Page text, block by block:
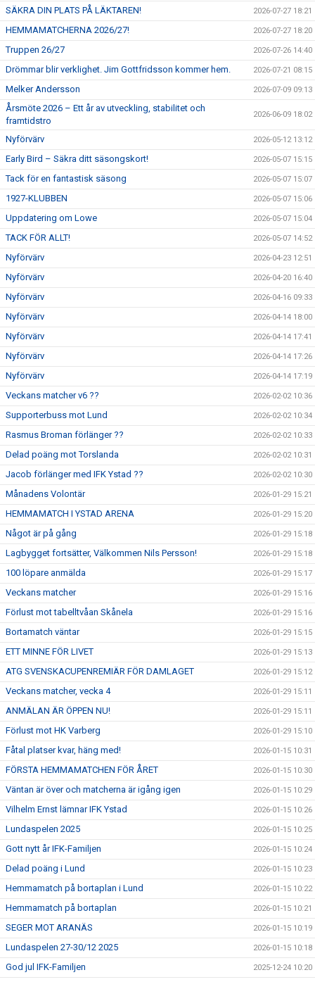
SÄKRA DIN PLATS PÅ LÄKTAREN! 2026-07-27 18:21
HEMMAMATCHERNA 2026/27! 2026-07-27 18:20
Truppen 26/27 2026-07-26 14:40
Drömmar blir verklighet. Jim Gottfridsson kommer hem. 2026-07-21 08:15
Melker Andersson 2026-07-09 09:13
Årsmöte 2026 – Ett år av utveckling, stabilitet och
framtidstro
2026-06-09 18:02
Nyförvärv 2026-05-12 13:12
Early Bird – Säkra ditt säsongskort! 2026-05-07 15:15
Tack för en fantastisk säsong 2026-05-07 15:07
1927-KLUBBEN 2026-05-07 15:06
Uppdatering om Lowe 2026-05-07 15:04
TACK FÖR ALLT! 2026-05-07 14:52
Nyförvärv 2026-04-23 12:51
Nyförvärv 2026-04-20 16:40
Nyförvärv 2026-04-16 09:33
Nyförvärv 2026-04-14 18:00
Nyförvärv 2026-04-14 17:41
Nyförvärv 2026-04-14 17:26
Nyförvärv 2026-04-14 17:19
Veckans matcher v6 ?? 2026-02-02 10:36
Supporterbuss mot Lund 2026-02-02 10:34
Rasmus Broman förlänger ?? 2026-02-02 10:33
Delad poäng mot Torslanda 2026-02-02 10:31
Jacob förlänger med IFK Ystad ?? 2026-02-02 10:30
Månadens Volontär 2026-01-29 15:21
HEMMAMATCH I YSTAD ARENA 2026-01-29 15:20
Något är på gång 2026-01-29 15:18
Lagbygget fortsätter, Välkommen Nils Persson! 2026-01-29 15:18
100 löpare anmälda 2026-01-29 15:17
Veckans matcher 2026-01-29 15:16
Förlust mot tabelltvåan Skånela 2026-01-29 15:16
Bortamatch väntar 2026-01-29 15:15
ETT MINNE FÖR LIVET 2026-01-29 15:13
ATG SVENSKACUPENREMIÄR FÖR DAMLAGET 2026-01-29 15:12
Veckans matcher, vecka 4 2026-01-29 15:11
ANMÄLAN ÄR ÖPPEN NU! 2026-01-29 15:11
Förlust mot HK Varberg 2026-01-29 15:10
Fåtal platser kvar, häng med! 2026-01-15 10:31
FÖRSTA HEMMAMATCHEN FÖR ÅRET 2026-01-15 10:30
Väntan är över och matcherna är igång igen 2026-01-15 10:29
Vilhelm Ernst lämnar IFK Ystad 2026-01-15 10:26
Lundaspelen 2025 2026-01-15 10:25
Gott nytt år IFK-Familjen 2026-01-15 10:24
Delad poäng i Lund 2026-01-15 10:23
Hemmamatch på bortaplan i Lund 2026-01-15 10:22
Hemmamatch på bortaplan 2026-01-15 10:21
SEGER MOT ARANÄS 2026-01-15 10:19
Lundaspelen 27-30/12 2025 2026-01-15 10:18
God jul IFK-Familjen 2025-12-24 10:20